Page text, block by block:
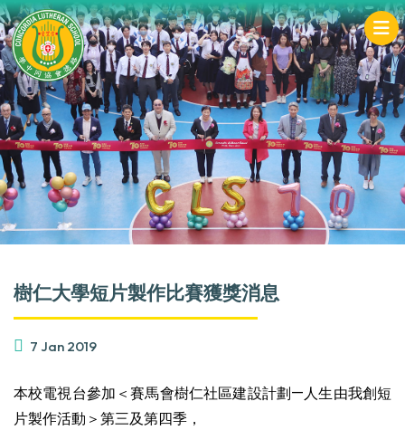
樹仁大學短片製作比賽獲獎消息
7 Jan 2019
本校電視台參加＜賽馬會樹仁社區建設計劃—人生由我創短
片製作活動＞第三及第四季，